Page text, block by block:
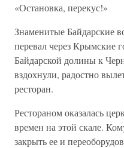
«Остановка, перекус!»
Знаменитые Байдарские
перевал через Крымские
Байдарской долины к
вздохнули, радостно
ресторан.
Рестораном оказалась
времен на этой скале.
закрыть ее и